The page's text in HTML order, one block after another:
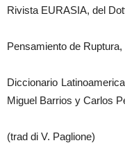
Rivista EURASIA, del
Pensamiento de
Diccionario
Miguel Barrios y Carlos
(trad di V. Paglione)